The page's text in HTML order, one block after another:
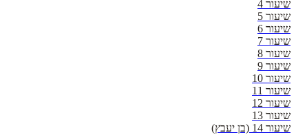
שיעור 4
שיעור 5
שיעור 6
שיעור 7
שיעור 8
שיעור 9
שיעור 10
שיעור 11
שיעור 12
שיעור 13
שיעור 14 (בן יעבץ)